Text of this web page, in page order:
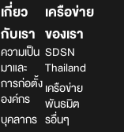
เกี่ยว
กับเรา
ความเป็น
มาและ
การก่อตั้ง
องค์กร
บุคลากร
เครือข่าย
ของเรา
SDSN
Thailand
เครือข่าย
พันธมิต
รอื่นๆ